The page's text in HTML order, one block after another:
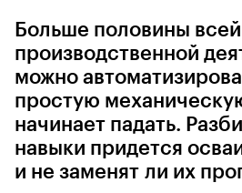
Больше половины всей
производственной
можно
простую
начинает падать.
навыки придется
и не заменят ли их